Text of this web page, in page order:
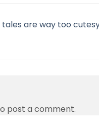
are way too
post a comment.